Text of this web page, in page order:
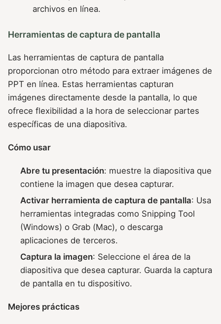
archivos en línea.
Herramientas de captura de pantalla
Las herramientas de captura de pantalla
proporcionan otro método para extraer imágenes de
PPT en línea. Estas herramientas capturan
imágenes directamente desde la pantalla, lo que
ofrece flexibilidad a la hora de seleccionar partes
específicas de una diapositiva.
Cómo usar
Abre tu presentación: muestre la diapositiva que
contiene la imagen que desea capturar.
Activar herramienta de captura de pantalla: Usa
herramientas integradas como Snipping Tool
(Windows) o Grab (Mac), o descarga
aplicaciones de terceros.
Captura la imagen: Seleccione el área de la
diapositiva que desea capturar. Guarda la captura
de pantalla en tu dispositivo.
Mejores prácticas